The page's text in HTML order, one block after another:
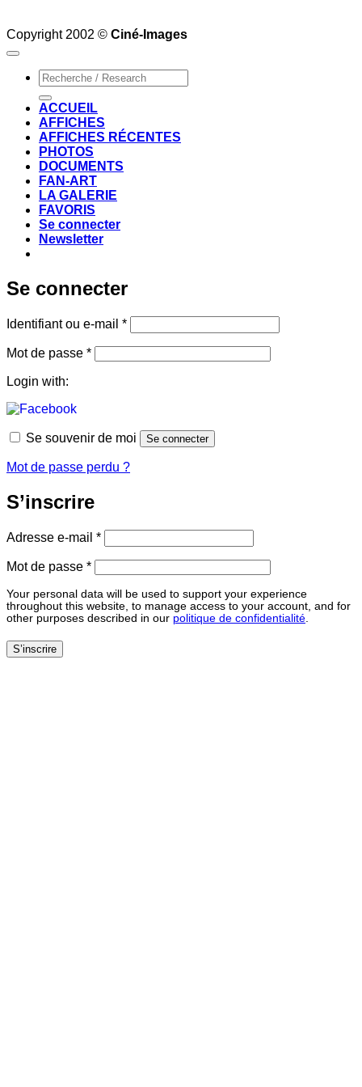
Copyright 2002 © Ciné-Images
Recherche
pour :
ACCUEIL
AFFICHES
AFFICHES RÉCENTES
PHOTOS
DOCUMENTS
FAN-ART
LA GALERIE
FAVORIS
Se connecter
Newsletter
Se connecter
Identifiant ou e-mail *Obligatoire
Mot de passe *Obligatoire
Login with:
Se souvenir de moi Se connecter
Mot de passe perdu ?
S’inscrire
Adresse e-mail *Obligatoire
Mot de passe *Obligatoire
Your personal data will be used to support your experience
throughout this website, to manage access to your account, and for
other purposes described in our politique de confidentialité.
S’inscrire